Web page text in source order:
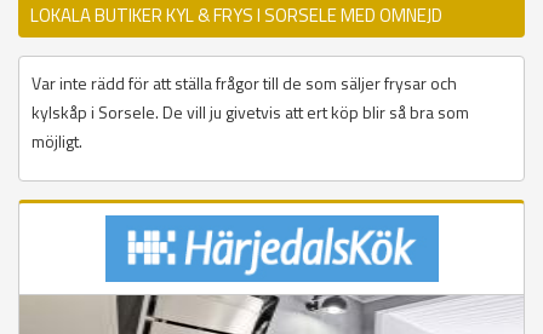
LOKALA BUTIKER KYL & FRYS I SORSELE MED OMNEJD
Var inte rädd för att ställa frågor till de som säljer frysar och
kylskåp i Sorsele. De vill ju givetvis att ert köp blir så bra som
möjligt.